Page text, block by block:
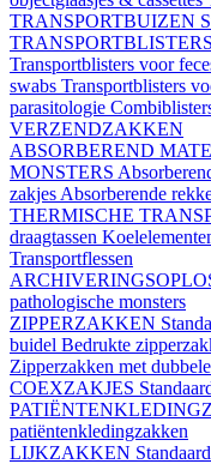
TRANSPORTBUIZEN
TRANSPORTBLISTERS
Transportblisters voor
swabs Transportblisters
parasitologie
VERZENDZAKKEN
ABSORBEREND
MONSTERS
zakjes Absorberende
THERMISCHE
draagtassen
Transportflessen
pathologische monsters
ZIPPERZAKKEN
buidel Bedrukte
Zipperzakken met
COEXZAKJES
patiëntenkledingzakken
LIJKZAKKEN